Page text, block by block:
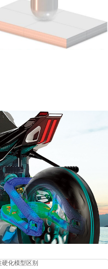
高能量密度,例如在智能手机或电
,就应该安全地失效。
的现实世界场景。可以研究钉子
好的投资
老化)电池。例如,当电池无法使
是电动车迅速折旧和所有权增
台为模拟这些老化过程提供了
化模型区别